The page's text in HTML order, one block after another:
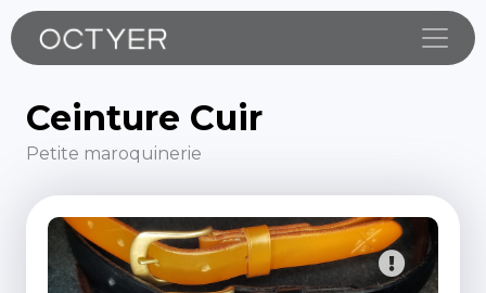
Ceinture Cuir
Petite maroquinerie